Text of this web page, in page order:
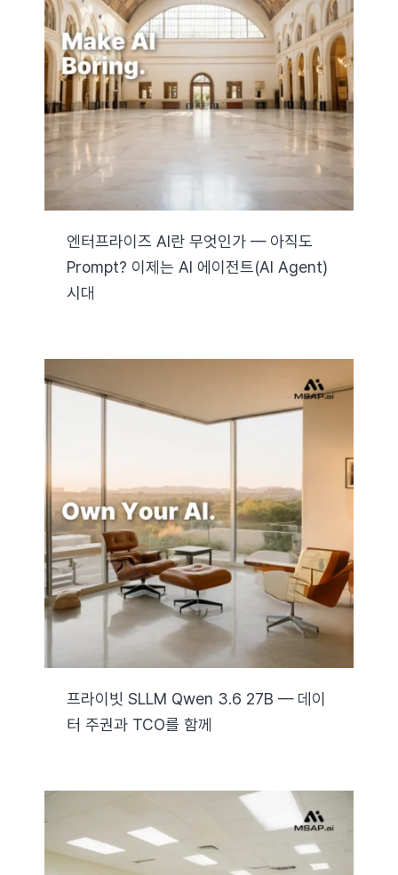
엔터프라이즈 AI란 무엇인가 — 아직도
Prompt? 이제는 AI 에이전트(AI Agent)
시대
프라이빗 SLLM Qwen 3.6 27B — 데이
터 주권과 TCO를 함께